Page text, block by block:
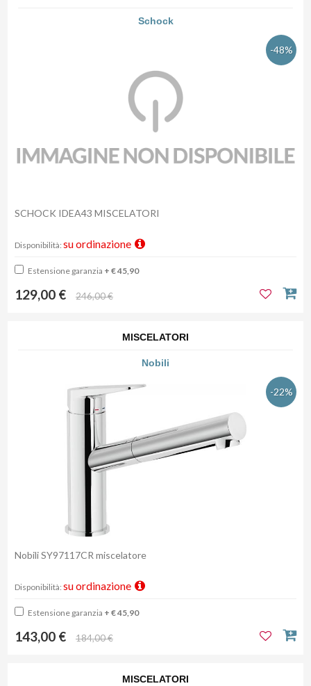
Schock
-48%
SCHOCK IDEA43 MISCELATORI
Disponibilità: su ordinazione
Estensione garanzia + € 45,90
129,00 € 246,00 €
MISCELATORI
Nobili
-22%
Nobili SY97117CR miscelatore
Disponibilità: su ordinazione
Estensione garanzia + € 45,90
143,00 € 184,00 €
MISCELATORI